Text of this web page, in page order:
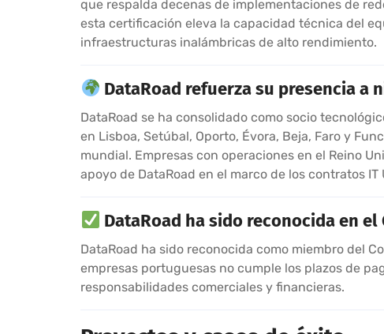
que respalda decenas de implementaciones de
esta certificación eleva la capacidad técnica del
infraestructuras inalámbricas de alto rendimiento.
DataRoad refuerza su presencia
DataRoad se ha consolidado como socio
en Lisboa, Setúbal, Oporto, Évora, Beja, Faro y
mundial. Empresas con operaciones en el Reino
apoyo de DataRoad en el marco de los contratos
DataRoad ha sido reconocida en
DataRoad ha sido reconocida como miembro del
empresas portuguesas no cumple los plazos de
responsabilidades comerciales y financieras.